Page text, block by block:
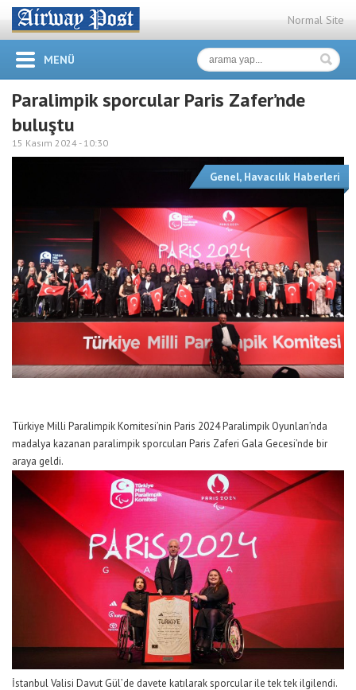
Normal Site
MENÜ
Paralimpik sporcular Paris Zafer’nde
buluştu
15 Kasım 2024 - 10:30
Genel, Havacılık Haberleri
Türkiye Milli Paralimpik Komitesi’nin Paris 2024 Paralimpik Oyunları’nda
madalya kazanan paralimpik sporcuları Paris Zaferi Gala Gecesi’nde bir
araya geldi.
İstanbul Valisi Davut Gül’de davete katılarak sporcular ile tek tek ilgilendi.